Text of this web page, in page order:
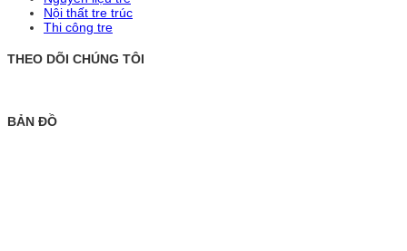
Nội thất tre trúc
Thi công tre
THEO DÕI CHÚNG TÔI
BẢN ĐỒ